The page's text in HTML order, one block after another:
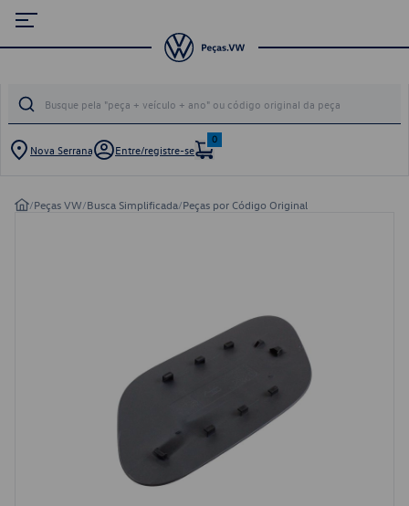
Nova Serrana Entre/registre-se
0
/Peças VW/Busca Simplificada/Peças por Código Original